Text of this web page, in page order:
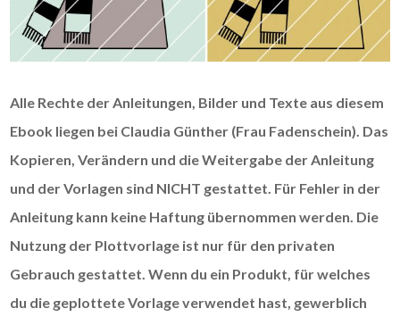
Alle Rechte der Anleitungen, Bilder und Texte aus diesem
Ebook liegen bei Claudia Günther (Frau Fadenschein). Das
Kopieren, Verändern und die Weitergabe der Anleitung
und der Vorlagen sind NICHT gestattet. Für Fehler in der
Anleitung kann keine Haftung übernommen werden. Die
Nutzung der Plottvorlage ist nur für den privaten
Gebrauch gestattet. Wenn du ein Produkt, für welches
du die geplottete Vorlage verwendet hast, gewerblich